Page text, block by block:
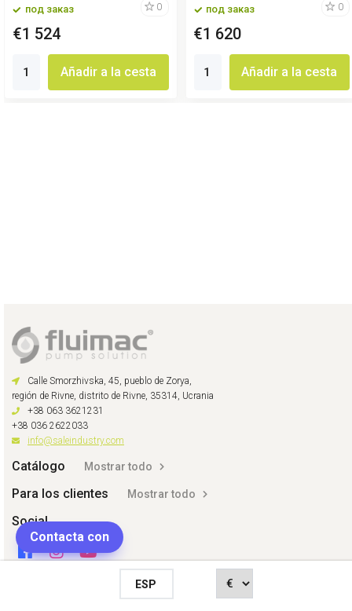
ESP
под заказ 0
€1 524
Añadir a la cesta
под заказ 0
€1 620
Añadir a la cesta
Calle Smorzhivska, 45, pueblo de Zorya,
región de Rivne, distrito de Rivne, 35314, Ucrania
+38 063 3621231
+38 036 2622033
info@saleindustry.com
Catálogo Mostrar todo
Para los clientes Mostrar todo
Social
Contacta con